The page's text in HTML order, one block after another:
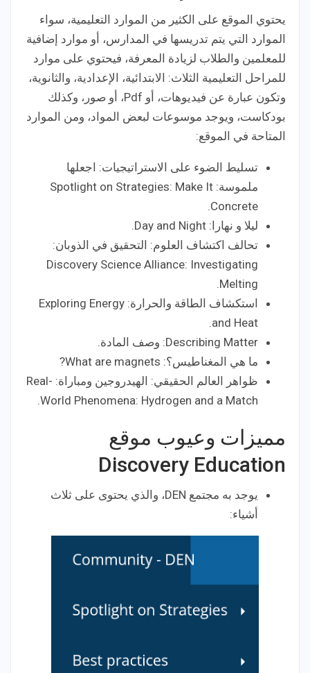
يحتوي الموقع على الكثير من الموارد التعليمية، سواء
الموارد التي يتم تدريسها في المدارس، أو موارد إضافية
للمعلمين والطلاب لزيادة المعرفة، فيحتوي على موارد
للمراحل التعليمية الثلاث: الابتدائية، الإعدادية، والثانوية،
وتكون عبارة عن فيديوهات، أو Pdf، أو صور، وكذلك
بودكاست، ويوجد موسوعات لبعض المواد، ومن الموارد
المتاحة في الموقع:
تسليط الضوء على الاستراتيجيات: اجعلها
ملموسة: Spotlight on Strategies: Make It
Concrete.
ليلا و نهارا: Day and Night.
تحالف اكتشاف العلوم: التحقيق في الذوبان:
Discovery Science Alliance: Investigating
Melting.
استكشاف الطاقة والحرارة: Exploring Energy
and Heat.
Describing Matter: وصف المادة.
ما هي المغناطيس؟: What are magnets?
ظواهر العالم الحقيقي: الهيدروجين ومباراة: Real-
World Phenomena: Hydrogen and a Match.
مميزات وعيوب موقع
Discovery Education
يوجد به مجتمع DEN، والذي يحتوى على ثلاث
أشياء: